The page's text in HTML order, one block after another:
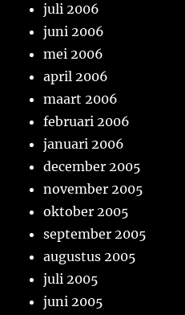
juli 2006
juni 2006
mei 2006
april 2006
maart 2006
februari 2006
januari 2006
december 2005
november 2005
oktober 2005
september 2005
augustus 2005
juli 2005
juni 2005